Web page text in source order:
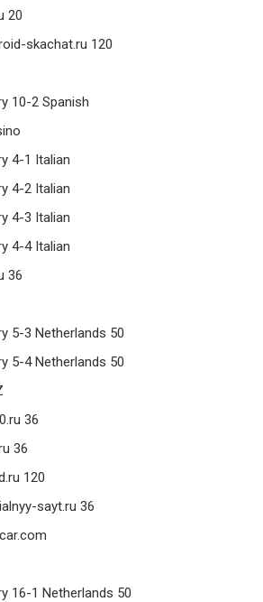
20
skachat.ru 120
10-2 Spanish
4-1 Italian
4-2 Italian
4-3 Italian
4-4 Italian
36
5-3 Netherlands 50
5-4 Netherlands 50
36
36
120
sayt.ru 36
16-1 Netherlands 50